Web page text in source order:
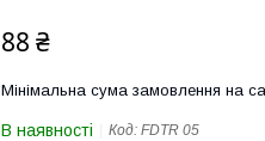
88 ₴
Мінімальна сума замовлення на
В наявності Код: FDTR 05